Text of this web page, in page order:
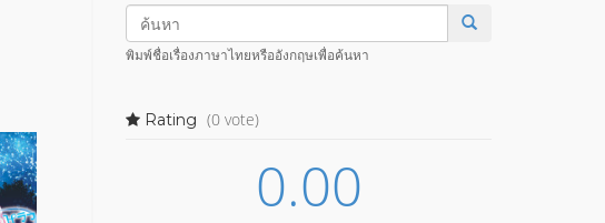
พิมพ์ชื่อเรื่องภาษาไทยหรืออังกฤษเพื่อค้นหา
Rating (0 vote)
0.00